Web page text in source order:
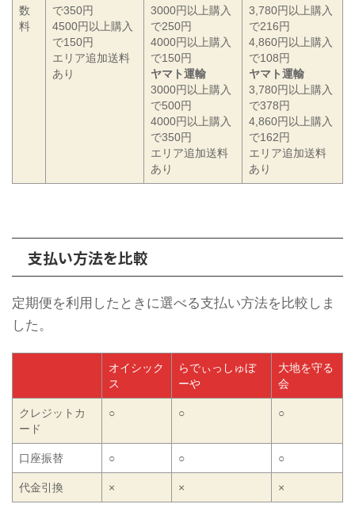
数
料
で350円
4500円以上購入
で150円
エリア追加送料
あり
3000円以上購入
で250円
4000円以上購入
で150円
ヤマト運輸
3000円以上購入
で500円
4000円以上購入
で350円
エリア追加送料
あり
3,780円以上購入
で216円
4,860円以上購入
で108円
ヤマト運輸
3,780円以上購入
で378円
4,860円以上購入
で162円
エリア追加送料
あり
支払い方法を比較
定期便を利用したときに選べる支払い方法を比較しま
した。
オイシック
ス
らでぃっしゅぼ
ーや
大地を守る
会
クレジットカ
ード
○ ○ ○
口座振替 ○ ○ ○
代金引換 × × ×